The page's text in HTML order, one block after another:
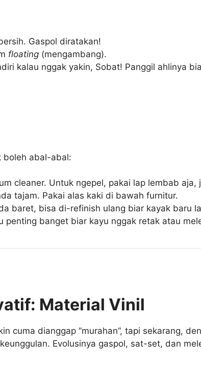
Gaspol diratakan!
floating (mengambang).
kalau nggak yakin, Sobat! Panggil ahlinya
boleh abal-abal:
cleaner. Untuk ngepel, pakai lap lembab aja,
tajam. Pakai alas kaki di bawah furnitur.
baret, bisa di-refinish ulang biar kayak baru
penting banget biar kayu nggak retak atau
Material Vinil
cuma dianggap “murahan”, tapi sekarang,
Evolusinya gaspol, sat-set, dan